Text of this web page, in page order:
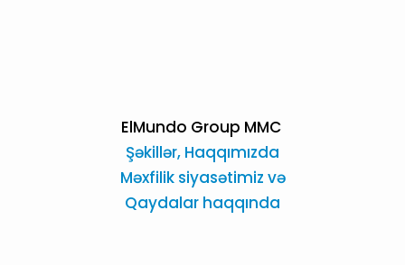
ElMundo Group MMC
Şəkillər, Haqqımızda
Məxfilik siyasətimiz və
Qaydalar haqqında